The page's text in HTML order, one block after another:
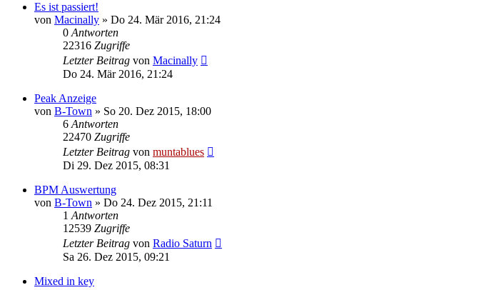
Es ist passiert!
von Macinally » Do 24. Mär 2016, 21:24
0 Antworten
22316 Zugriffe
Letzter Beitrag von Macinally
Do 24. Mär 2016, 21:24
Peak Anzeige
von B-Town » So 20. Dez 2015, 18:00
6 Antworten
22470 Zugriffe
Letzter Beitrag von muntablues
Di 29. Dez 2015, 08:31
BPM Auswertung
von B-Town » Do 24. Dez 2015, 21:11
1 Antworten
12539 Zugriffe
Letzter Beitrag von Radio Saturn
Sa 26. Dez 2015, 09:21
Mixed in key